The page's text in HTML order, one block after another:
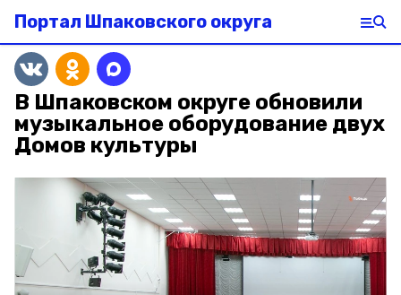
Портал Шпаковского округа
В Шпаковском округе обновили
музыкальное оборудование двух
Домов культуры